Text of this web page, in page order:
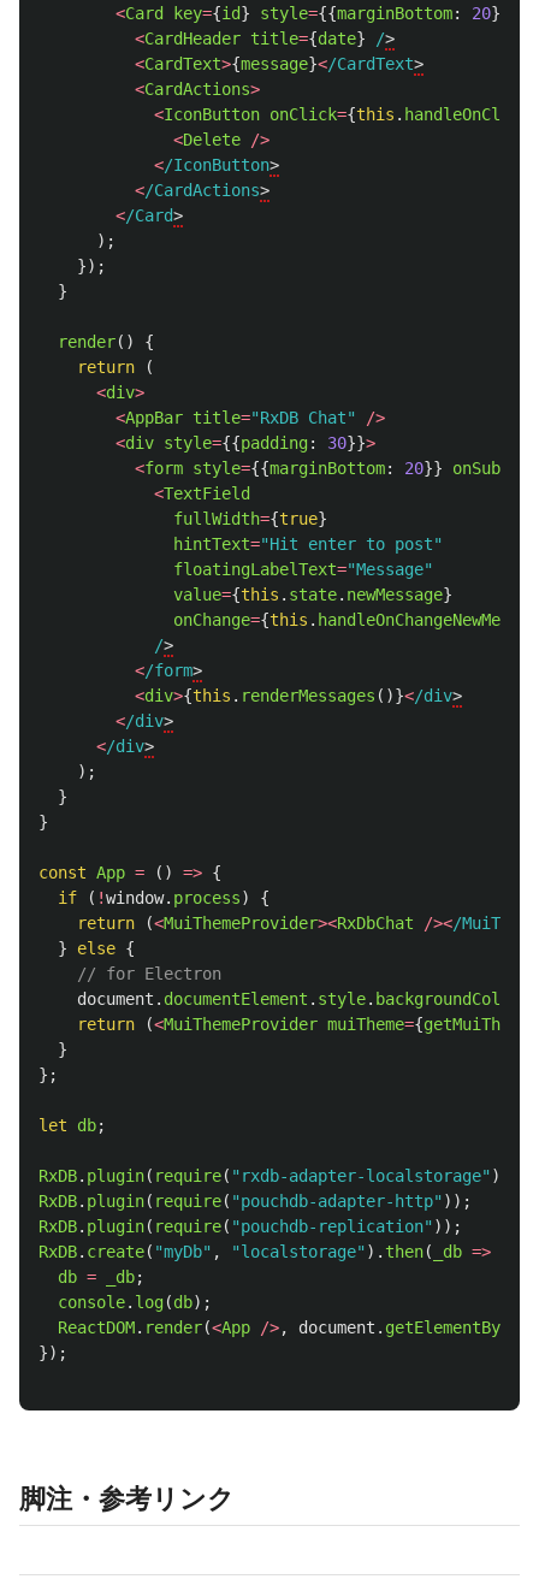
<Card key={id} style={{marginBottom: 20}}
<CardHeader title={date} /
<CardText>{message}</CardText
<CardActions>
<IconButton onClick={this .
<Delete />
</IconButton
</CardActions
</Card
);
});
}
render()
{
return
(
<div>
<AppBar title="RxDB Chat"
/>
<div style={{padding: 30}}>
<form style={{marginBottom: 20}} onSubmit
<TextField
fullWidth={true}
hintText="Hit enter to post"
floatingLabelText="Message"
value={this . state. newMessage}
onChange={this .
/
</form
<div>{this . renderMessages ()}</div
</div
</div
);
}
}
const App = () => {
if
( !window. process)
{
return
(<MuiThemeProvider><RxDbChat /></
}
else {
// for Electron
document . documentElement . style. backgroundColor
return
(<MuiThemeProvider muiTheme={getMuiTheme
}
};
let db;
RxDB. plugin( require( " rxdb-adapter-localstorage" ));
RxDB. plugin( require( "pouchdb-adapter-http" ));
RxDB. plugin( require( "pouchdb-replication" ));
RxDB. create( "myDb" , "localstorage" ). then( _db =>
db = _db;
console. log(db);
ReactDOM. render(<App />, document . getElementById
});
脚注・参考リンク